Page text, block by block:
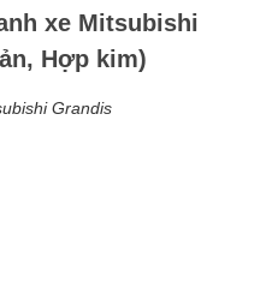
xe Mitsubishi
Hợp kim)
Grandis